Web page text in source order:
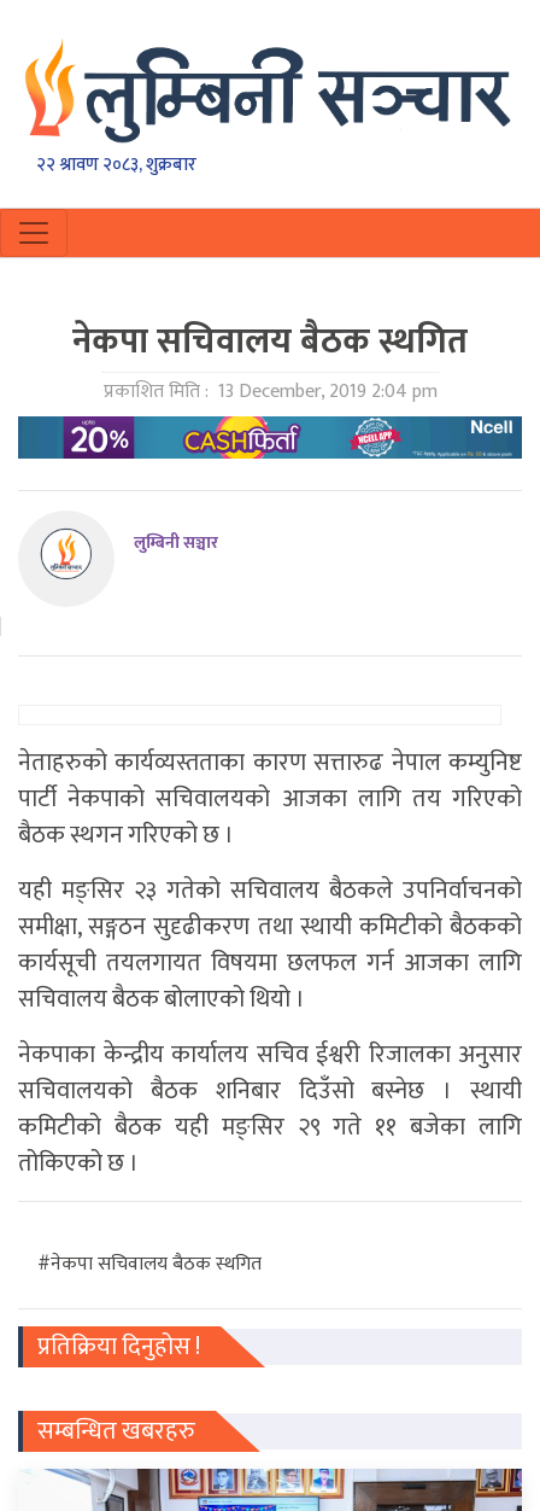
२२ श्रावण २०८३, शुक्रबार
नेकपा सचिवालय बैठक स्थगित
प्रकाशित मिति : 13 December, 2019 2:04 pm
लुम्बिनी सञ्चार
नेताहरुको कार्यव्यस्तताका कारण सत्तारुढ नेपाल कम्युनिष्ट
पार्टी नेकपाको सचिवालयको आजका लागि तय गरिएको
बैठक स्थगन गरिएको छ ।
यही मङ्सिर २३ गतेको सचिवालय बैठकले उपनिर्वाचनको
समीक्षा, सङ्गठन सुदृढीकरण तथा स्थायी कमिटीको बैठकको
कार्यसूची तयलगायत विषयमा छलफल गर्न आजका लागि
सचिवालय बैठक बोलाएको थियो ।
नेकपाका केन्द्रीय कार्यालय सचिव ईश्वरी रिजालका अनुसार
सचिवालयको बैठक शनिबार दिउँसो बस्नेछ । स्थायी
कमिटीको बैठक यही मङ्सिर २९ गते ११ बजेका लागि
तोकिएको छ ।
#नेकपा सचिवालय बैठक स्थगित
प्रतिक्रिया दिनुहोस !
सम्बन्धित खबरहरु